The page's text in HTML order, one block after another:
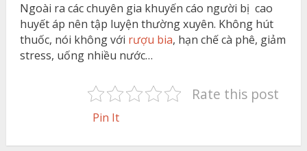
Ngoài ra các chuyên gia khuyến cáo người bị cao
huyết áp nên tập luyện thường xuyên. Không hút
thuốc, nói không với rượu bia, hạn chế cà phê, giảm
stress, uống nhiều nước…
Rate this post
Pin It